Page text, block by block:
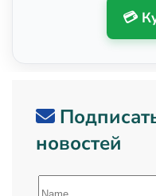
💳
новостей